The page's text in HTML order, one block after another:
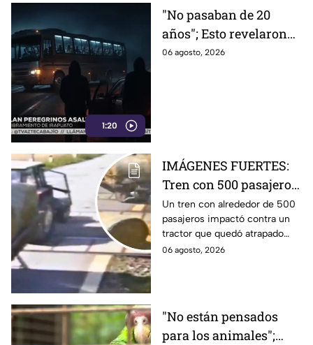
1:20
"No pasaban de 20
años"; Esto revelaron
los peregrinos que
06 agosto, 2026
IMÁGENES FUERTES:
Tren con 500 pasajeros
emb1ste tractor que
quedó sobre las vías;
VIDEO muestra el
choque
Un tren con alrededor de 500
pasajeros impactó contra un
tractor que quedó atrapado
sobre las vías en Czarlin,
06 agosto, 2026
"No están pensados
para los animales";